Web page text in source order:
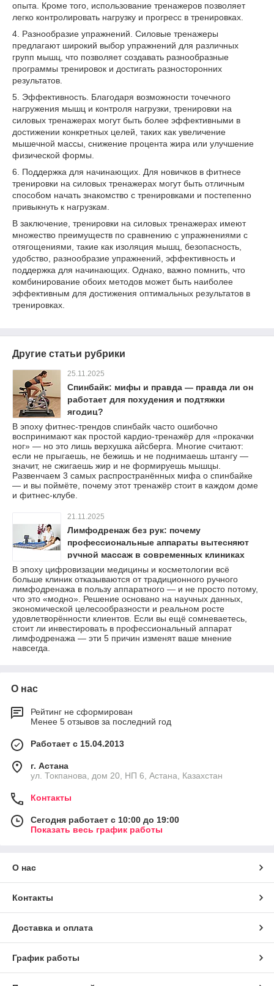
опыта. Кроме того, использование тренажеров позволяет
легко контролировать нагрузку и прогресс в тренировках.
4. Разнообразие упражнений. Силовые тренажеры
предлагают широкий выбор упражнений для различных
групп мышц, что позволяет создавать разнообразные
программы тренировок и достигать разносторонних
результатов.
5. Эффективность. Благодаря возможности точечного
нагружения мышц и контроля нагрузки, тренировки на
силовых тренажерах могут быть более эффективными в
достижении конкретных целей, таких как увеличение
мышечной массы, снижение процента жира или улучшение
физической формы.
6. Поддержка для начинающих. Для новичков в фитнесе
тренировки на силовых тренажерах могут быть отличным
способом начать знакомство с тренировками и постепенно
привыкнуть к нагрузкам.
В заключение, тренировки на силовых тренажерах имеют
множество преимуществ по сравнению с упражнениями с
отягощениями, такие как изоляция мышц, безопасность,
удобство, разнообразие упражнений, эффективность и
поддержка для начинающих. Однако, важно помнить, что
комбинирование обоих методов может быть наиболее
эффективным для достижения оптимальных результатов в
тренировках.
Другие статьи рубрики
25.11.2025
Спинбайк: мифы и правда — правда ли он
работает для похудения и подтяжки
ягодиц?
В эпоху фитнес-трендов спинбайк часто ошибочно
воспринимают как простой кардио-тренажёр для «прокачки
ног» — но это лишь верхушка айсберга. Многие считают:
если не прыгаешь, не бежишь и не поднимаешь штангу —
значит, не сжигаешь жир и не формируешь мышцы.
Развенчаем 3 самых распространённых мифа о спинбайке
— и вы поймёте, почему этот тренажёр стоит в каждом доме
и фитнес-клубе.
21.11.2025
Лимфодренаж без рук: почему
профессиональные аппараты вытесняют
ручной массаж в современных клиниках
В эпоху цифровизации медицины и косметологии всё
больше клиник отказываются от традиционного ручного
лимфодренажа в пользу аппаратного — и не просто потому,
что это «модно». Решение основано на научных данных,
экономической целесообразности и реальном росте
удовлетворённости клиентов. Если вы ещё сомневаетесь,
стоит ли инвестировать в профессиональный аппарат
лимфодренажа — эти 5 причин изменят ваше мнение
навсегда.
О нас
Рейтинг не сформирован
Менее 5 отзывов за последний год
Работает с 15.04.2013
г. Астана
ул. Токпанова, дом 20, НП 6, Астана, Казахстан
Контакты
Сегодня работает с 10:00 до 19:00
Показать весь график работы
О нас
Контакты
Доставка и оплата
График работы